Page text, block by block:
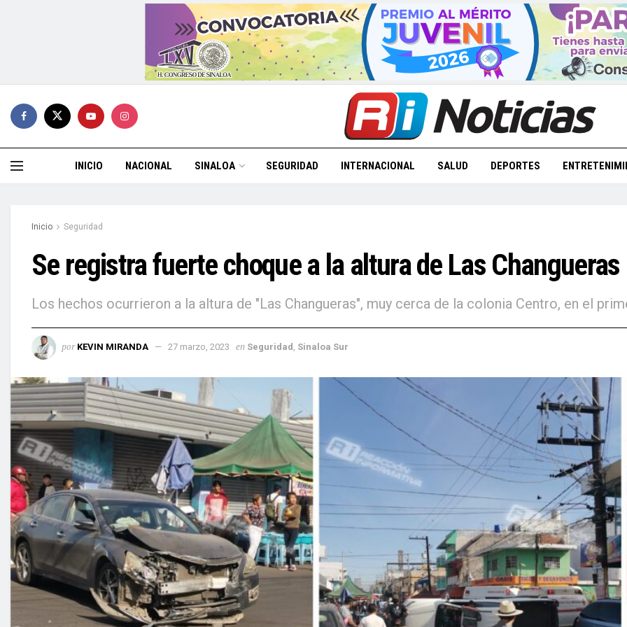
INICIO NACIONAL SINALOA SEGURIDAD INTERNACIONAL SALUD DEPORTES
Inicio Seguridad
Se registra fuerte choque a la altura de Las Changueras
Los hechos ocurrieron a la altura de "Las Changueras", muy cerca de la colonia Centro, en el
por KEVIN MIRANDA 27 marzo, 2023 en Seguridad Sinaloa Sur